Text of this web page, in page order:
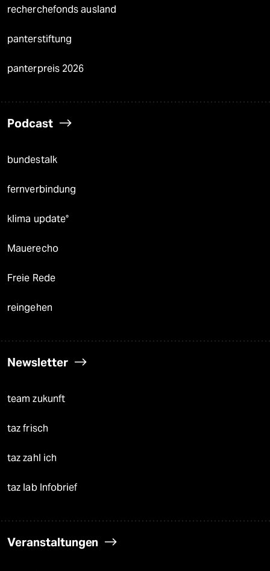
recherchefonds ausland
panterstiftung
panterpreis 2026
Podcast
bundestalk
fernverbindung
klima update°
Mauerecho
Freie Rede
reingehen
Newsletter
team zukunft
taz frisch
taz zahl ich
taz lab Infobrief
Veranstaltungen